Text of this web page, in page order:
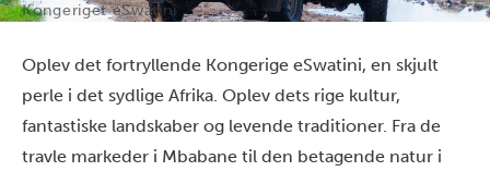
Kongeriget eSwatini
Oplev det fortryllende Kongerige eSwatini, en skjult
perle i det sydlige Afrika. Oplev dets rige kultur,
fantastiske landskaber og levende traditioner. Fra de
travle markeder i Mbabane til den betagende natur i